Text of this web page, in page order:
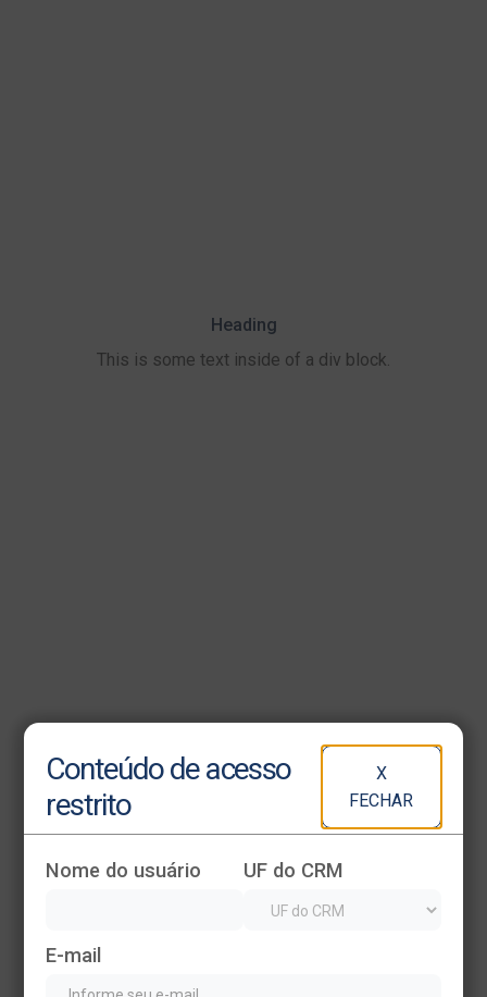
Conteúdo de acesso
restrito
X
FECHAR
Nome do usuário UF do CRM
E-mail
Heading
This is some text inside of a div block.
This is some text inside of a div block.